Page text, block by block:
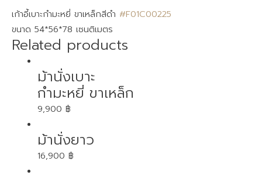
เก้าอี้เบาะกำมะหยี่ ขาเหล็กสีดำ #F01C00225
ขนาด 54*56*78 เซนติเมตร
Related products
ม้านั่งเบาะ
กำมะหยี่ ขาเหล็ก
9,900 ฿
ม้านั่งยาว
16,900 ฿